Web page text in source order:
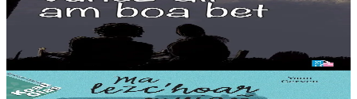
Dont a ra Luka da dremen an hañv e maner e lezc’hoar Lizi. Kavout
a reont fotoioù kozh er c’hrignol. Warno, Yann-Lukaz, ur soudard
yaouank bet lazhet er Brezel...
Er stok
12,00 €
11 vloaz hag ouzhpenn
TES